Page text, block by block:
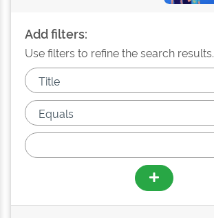
Add filters:
Use filters to refine the search results.